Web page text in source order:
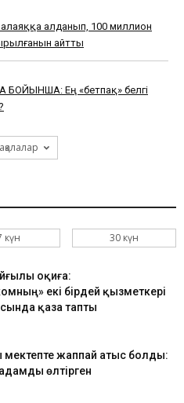
алданып, 100 миллион
айтты
Ең «бетпақ» белгі
күн 30 күн
оқиға:
екі бірдей қызметкері
қаза тапты
мектепте жаппай атыс болды:
өлтірген